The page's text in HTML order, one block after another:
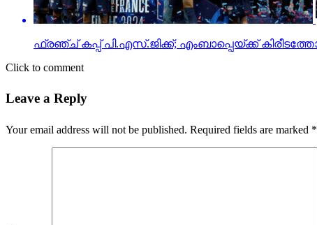
ഫ്രഞ്ച് കപ്പ് പി.എസ്.ജിക്ക്; എംബാപ്പെയ്ക്ക്
Click to comment
Leave a Reply
Your email address will not be published. Required fields are marked *